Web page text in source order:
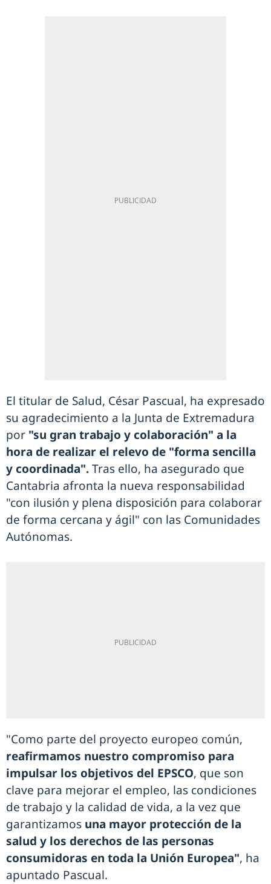
El titular de Salud, César Pascual, ha expresado
su agradecimiento a la Junta de Extremadura
por "su gran trabajo y colaboración" a la
hora de realizar el relevo de "forma sencilla
y coordinada".Tras ello, ha asegurado que
Cantabria afronta la nueva responsabilidad
"con ilusión y plena disposición para colaborar
de forma cercana y ágil" con las Comunidades
Autónomas.
"Como parte del proyecto europeo común,
reafirmamos nuestro compromiso para
impulsar los objetivos del EPSCO, que son
clave para mejorar el empleo, las condiciones
de trabajo y la calidad de vida, a la vez que
garantizamos una mayor protección de la
salud y los derechos de las personas
consumidoras en toda la Unión Europea", ha
apuntado Pascual.